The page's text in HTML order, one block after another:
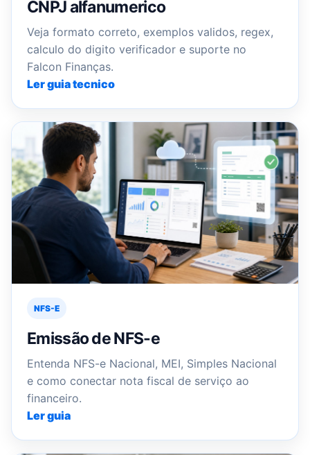
CNPJ alfanumerico
Veja formato correto, exemplos validos, regex,
calculo do digito verificador e suporte no
Falcon Finanças.
Ler guia tecnico
NFS-E
Emissão de NFS-e
Entenda NFS-e Nacional, MEI, Simples Nacional
e como conectar nota fiscal de serviço ao
financeiro.
Ler guia